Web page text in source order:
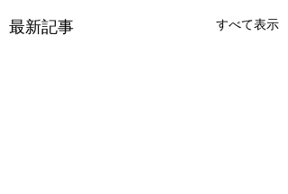
最新記事 すべて表示